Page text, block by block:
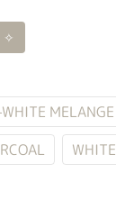
✧
WHITE MELANGE
WHITE